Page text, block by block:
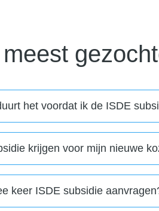
het voordat ik de ISDE
krijgen voor mijn nieuwe
keer ISDE subsidie